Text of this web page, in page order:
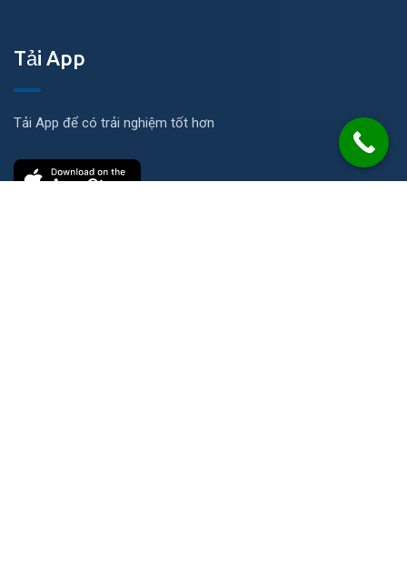
Tải App
Tải App để có trải nghiệm tốt hơn